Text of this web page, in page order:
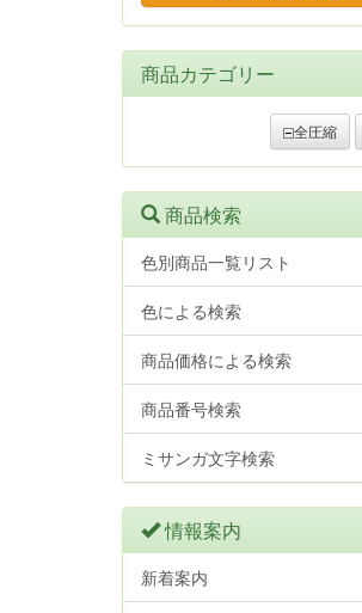
商品カテゴリー
全圧縮
商品検索
色別商品一覧リスト
色による検索
商品価格による検索
商品番号検索
ミサンガ文字検索
情報案内
新着案内